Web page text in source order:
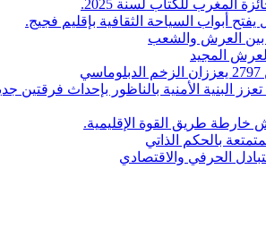
المغرب للكتاب لسنة 2025.
أبواب السياحة الثقافية بإقليم فجيج.
بين العرش والشعب
المجيد
البنية الأمنية بالناظور بإحداث فرقتين
طريق القوة الإقليمية.
بالحكم الذاتي
الحرفي والاقتصادي